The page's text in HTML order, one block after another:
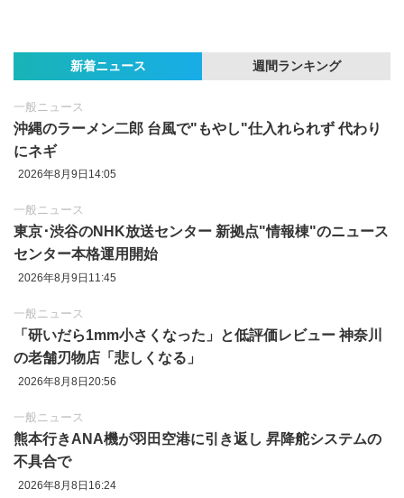
新着ニュース 週間ランキング
一般ニュース
沖縄のラーメン二郎 台風で"もやし"仕入れられず 代わり
にネギ
2026年8月9日14:05
一般ニュース
東京‪･‬渋谷のNHK放送センター 新拠点"情報棟"のニュース
センター本格運用開始
2026年8月9日11:45
一般ニュース
「研いだら1mm小さくなった」と低評価レビュー 神奈川
の老舗刃物店「悲しくなる」
2026年8月8日20:56
一般ニュース
熊本行きANA機が羽田空港に引き返し 昇降舵システムの
不具合で
2026年8月8日16:24